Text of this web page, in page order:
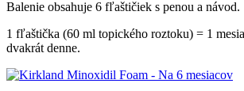
Balenie obsahuje 6 fľaštičiek s penou a návod.
1 fľaštička (60 ml topického roztoku) = 1
dvakrát denne.